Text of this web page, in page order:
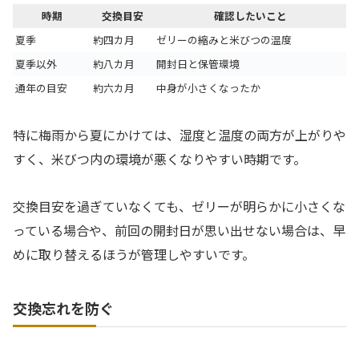
時期 交換目安
確認したいこと
夏季
約四カ月
ゼリーの縮みと米びつの温度
夏季以外
約八カ月
開封日と保管環境
通年の目安
約六カ月 中身が小さくなったか
特に梅雨から夏にかけては、湿度と温度の両方が上がりや
すく、米びつ内の環境が悪くなりやすい時期です。
交換目安を過ぎていなくても、ゼリーが明らかに小さくな
っている場合や、前回の開封日が思い出せない場合は、早
めに取り替えるほうが管理しやすいです。
交換忘れを防ぐ